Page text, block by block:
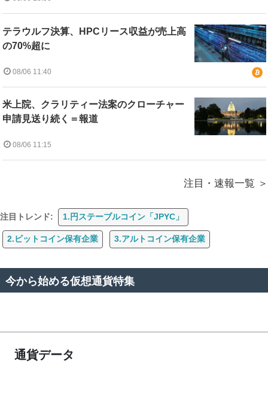
テラウルフ決算、HPCリース収益が売上高
の70%超に
08/06 11:40
米上院、クラリティー法案のクローチャー
申請見送り続く＝報道
08/06 11:15
注目・速報一覧
注目トレンド: 1.円ステーブルコイン「JPYC」
2.ビットコイン保有企業 3.アルトコイン保有企業
今から始める仮想通貨特集
通貨データ